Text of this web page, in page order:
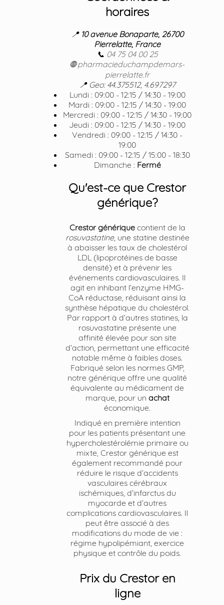
horaires
📍 10 avenue Bonaparte, 26700
Pierrelatte, France
📞 04 75 04 00 25
🌐pharmacieduchampdemars-
pierrelatte.fr
📍 Geo: 44.375512, 4.697297
Lundi : 09:00 - 12:15 / 14:30 - 19:00
Mardi : 09:00 - 12:15 / 14:30 - 19:00
Mercredi : 09:00 - 12:15 / 14:30 - 19:00
Jeudi : 09:00 - 12:15 / 14:30 - 19:00
Vendredi : 09:00 - 12:15 / 14:30 -
19:00
Samedi : 09:00 - 12:15 / 15:00 - 18:30
Dimanche : Fermé
Qu'est-ce que Crestor
générique?
Crestor génériquecontient de la
rosuvastatine, une statine destinée
à abaisser les taux de cholestérol
LDL (lipoprotéines de basse
densité) et à prévenir les
événements cardiovasculaires. Il
agit en inhibant l’enzyme HMG-
CoA réductase, réduisant ainsi la
synthèse hépatique du cholestérol.
Par rapport à d’autres statines, la
rosuvastatine présente une
affinité élevée pour son site
d’action, permettant une efficacité
notable même à faibles doses.
Fabriqué selon les normes GMP,
notre générique offre une qualité
équivalente au médicament de
marque, pour un achat
économique.
Indiqué en première intention
pour les patients présentant une
hypercholestérolémie primaire ou
mixte, Crestor générique est
également recommandé pour
réduire le risque d’accidents
vasculaires cérébraux
ischémiques, d’infarctus du
myocarde et d’autres
complications cardiovasculaires. Il
peut être associé à des
modifications du mode de vie :
régime hypolipémiant, exercice
physique et contrôle du poids.
Prix du Crestor en
ligne